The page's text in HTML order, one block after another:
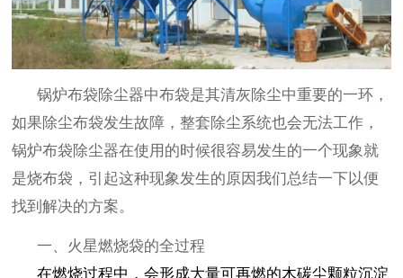
锅炉布袋除尘器中布袋是其清灰除尘中重要的一环，
如果除尘布袋发生故障，整套除尘系统也会无法工作，
锅炉布袋除尘器在使用的时候很容易发生的一个现象就
是烧布袋，引起这种现象发生的原因我们总结一下以便
找到解决的方案。
一、火星燃烧袋的全过程
在燃烧过程中，会形成大量可再燃的木碳尘颗粒沉淀